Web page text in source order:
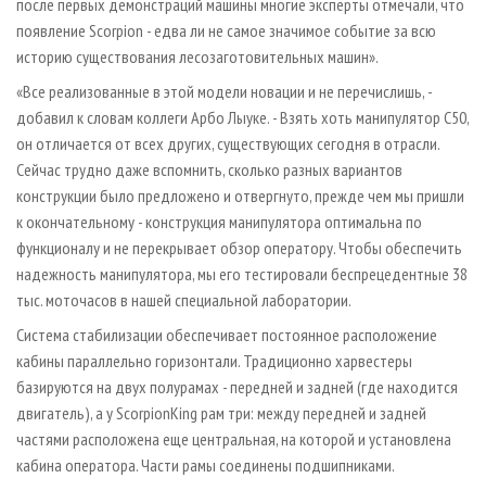
после первых демонстраций машины многие эксперты отмечали, что
появление Scorpion - едва ли не самое значимое событие за всю
историю существования лесозаготовительных машин».
«Все реализованные в этой модели новации и не перечислишь, -
добавил к словам коллеги Арбо Лыуке. - Взять хоть манипулятор С50,
он отличается от всех других, существующих сегодня в отрасли.
Сейчас трудно даже вспомнить, сколько разных вариантов
конструкции было предложено и отвергнуто, прежде чем мы пришли
к окончательному - конструкция манипулятора оптимальна по
функционалу и не перекрывает обзор оператору. Чтобы обеспечить
надежность манипулятора, мы его тестировали беспрецедентные 38
тыс. моточасов в нашей специальной лаборатории.
Система стабилизации обеспечивает постоянное расположение
кабины параллельно горизонтали. Традиционно харвестеры
базируются на двух полурамах - передней и задней (где находится
двигатель), а у ScorpionKing рам три: между передней и задней
частями расположена еще центральная, на которой и установлена
кабина оператора. Части рамы соединены подшипниками.